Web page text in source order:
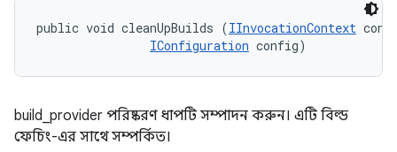
public void cleanUpBuilds (IInvocationContext
IConfiguration config)
build_provider পরিষ্করণ ধাপটি সম্পাদন করুন। এটি বিল্ড
ফেচিং-এর সাথে সম্পর্কিত।